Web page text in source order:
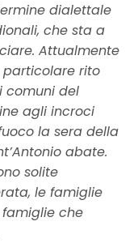
dialettale
che sta a
Attualmente
rito
comuni del
agli incroci
la sera della
abate.
solite
le famiglie
che